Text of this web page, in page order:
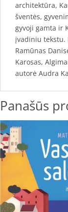
architektūra,
šventės,
gyvoji gamta ir
įvadiniu tekstu.
Ramūnas
Karosas,
autorė Audra
Panašūs